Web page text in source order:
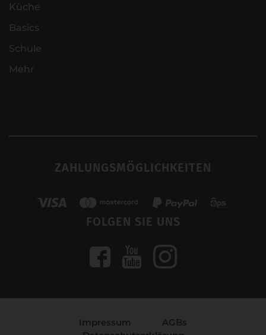
Küche
Basics
Schule
Mehr
ZAHLUNGSMÖGLICHKEITEN
FOLGEN SIE UNS
Impressum
AGBs